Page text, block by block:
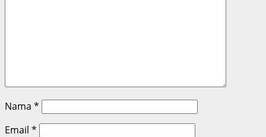
Nama *
Email *